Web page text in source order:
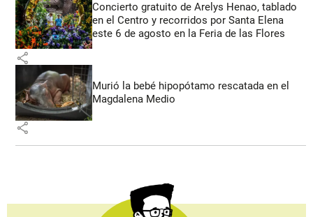
Concierto gratuito de Arelys Henao, tablado
en el Centro y recorridos por Santa Elena
este 6 de agosto en la Feria de las Flores
share
Murió la bebé hipopótamo rescatada en el
Magdalena Medio
share